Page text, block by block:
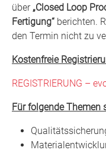
über „Closed Loop
Fertigung“ berichten.
den Termin nicht zu
Kostenfreie
REGISTRIERUNG –
Für folgende Themen